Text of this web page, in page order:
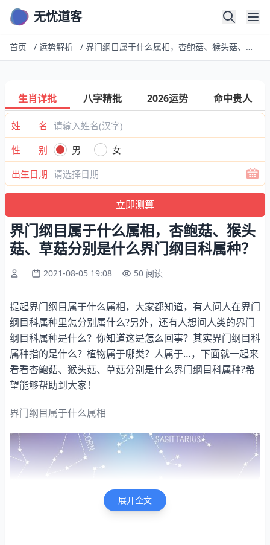
无忧道客
首页 / 运势解析 / 界门纲目属于什么属相，杏鲍菇、猴头菇、草菇分别是什么界门纲目科属种？
生肖详批 八字精批 2026运势 命中贵人
姓 名
性 别
男
女
出生日期
界门纲目属于什么属相，杏鲍菇、猴头
菇、草菇分别是什么界门纲目科属种？
2021-08-05 19:08 50 阅读
提起界门纲目属于什么属相，大家都知道，有人问人在界门
纲目科属种里怎分别属什么?另外，还有人想问人类的界门
纲目科属种是什么？你知道这是怎么回事？其实界门纲目科
属种指的是什么？植物属于哪类？人属于…，下面就一起来
看看杏鲍菇、猴头菇、草菇分别是什么界门纲目科属种?希
望能够帮助到大家！
界门纲目属于什么属相
展开全文